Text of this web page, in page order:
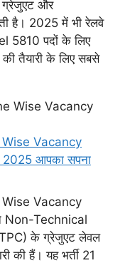
ग्रेजुएट और
है। 2025 में भी रेलवे
5810 पदों के लिए
की तैयारी के लिए सबसे
Vacancy
2025 आपका सपना
Vacancy
ने Non-Technical
के ग्रेजुएट लेवल
की हैं। यह भर्ती 21